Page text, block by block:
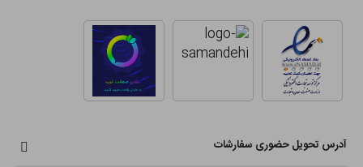
آدرس تحویل حضوری سفارشات